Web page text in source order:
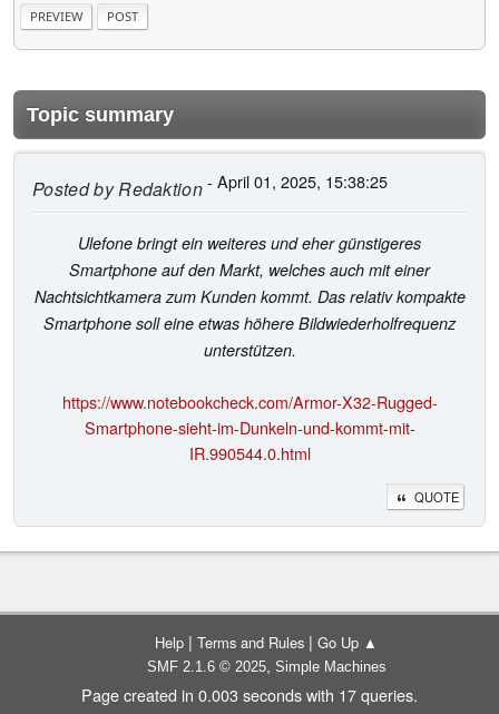
Topic summary
Posted byRedaktion- April 01, 2025, 15:38:25
Ulefone bringt ein weiteres und eher günstigeres
Smartphone auf den Markt, welches auch mit einer
Nachtsichtkamera zum Kunden kommt. Das relativ kompakte
Smartphone soll eine etwas höhere Bildwiederholfrequenz
unterstützen.
https://www.notebookcheck.com/Armor-X32-Rugged-
Smartphone-sieht-im-Dunkeln-und-kommt-mit-
IR.990544.0.html
QUOTE
Help | Terms and Rules | Go Up ▲
SMF 2.1.6 © 2025, Simple Machines
Page created in 0.003 seconds with 17 queries.